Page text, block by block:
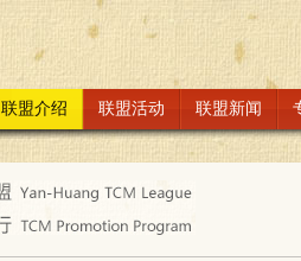
联盟介绍 联盟活动 联盟新闻